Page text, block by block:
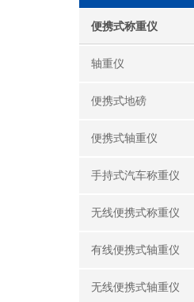
便携式称重仪
轴重仪
便携式地磅
便携式轴重仪
手持式汽车称重仪
无线便携式称重仪
有线便携式轴重仪
无线便携式轴重仪